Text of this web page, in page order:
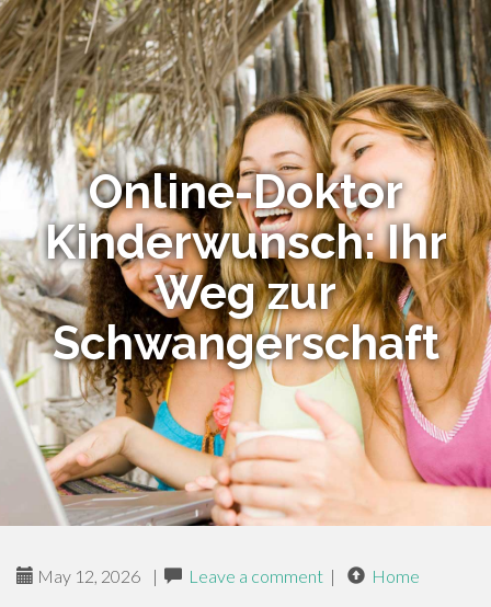
Online-Doktor
Kinderwunsch: Ihr
Weg zur
Schwangerschaft
May 12, 2026 | Leave a comment | Home